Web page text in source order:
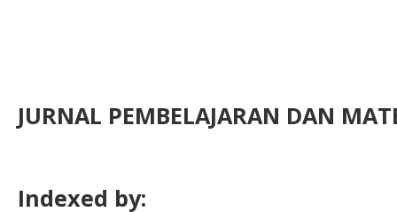
JURNAL PEMBELAJARAN DAN
Indexed by: